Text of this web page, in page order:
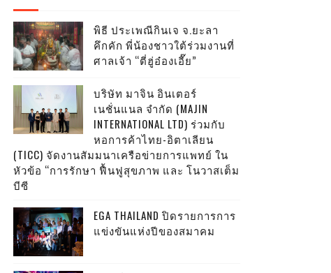
พิธี ประเพณีกินเจ จ.ยะลา
คึกคัก พี่น้องชาวใต้ร่วมงานที่
ศาลเจ้า “ตี่ฮู่อ๋องเอี๊ย”
บริษัท มาจิน อินเตอร์
เนชั่นแนล จำกัด (MAJIN
INTERNATIONAL LTD) ร่วมกับ
หอการค้าไทย-อิตาเลียน
(TICC) จัดงานสัมมนาเครือข่ายการแพทย์ ใน
หัวข้อ “การรักษา ฟื้นฟูสุขภาพ และ โนวาสเต็ม
บีซี
EGA THAILAND ปิดรายการการ
แข่งขันแห่งปีของสมาคม